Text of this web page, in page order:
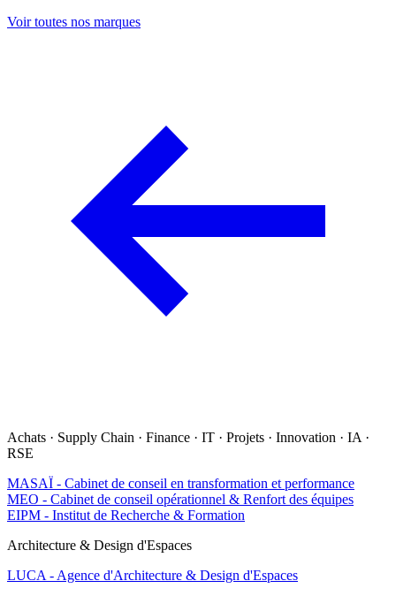
Voir toutes nos marques
Achats · Supply Chain · Finance · IT · Projets · Innovation · IA ·
RSE
MASAÏ - Cabinet de conseil en transformation et performance
MEO - Cabinet de conseil opérationnel & Renfort des équipes
EIPM - Institut de Recherche & Formation
Architecture & Design d'Espaces
LUCA - Agence d'Architecture & Design d'Espaces